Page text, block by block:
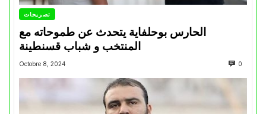
تصريحات
الحارس بوحلفاية يتحدث عن طموحاته مع
المنتخب و شباب قسنطينة
Octobre 8, 2024 0